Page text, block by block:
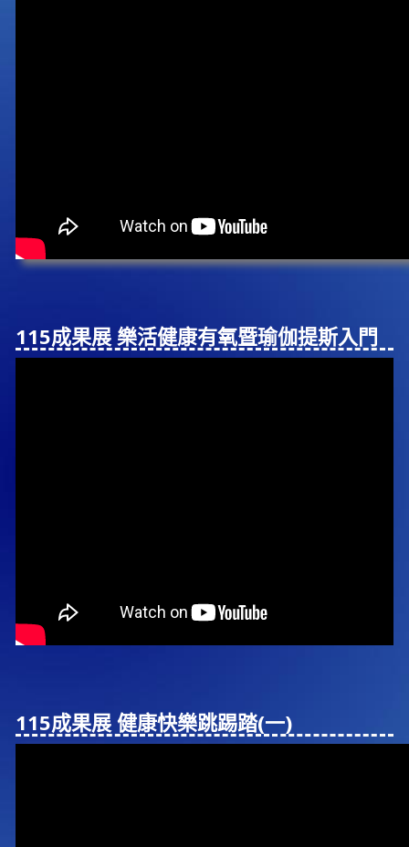
115成果展 樂活健康有氧暨瑜伽提斯入⾨
115成果展 健康快樂跳踢踏(⼀)